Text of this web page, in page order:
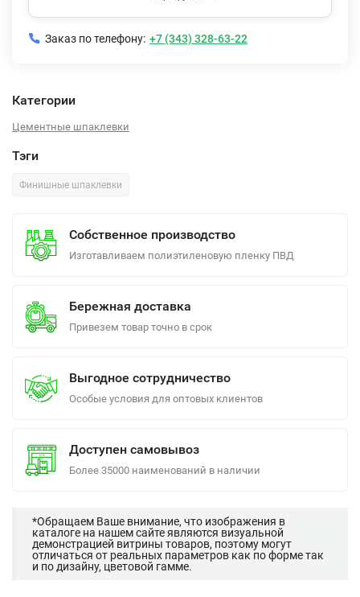
Заказ по телефону: +7 (343) 328-63-22
Категории
Цементные шпаклевки
Тэги
Финишные шпаклевки
Собственное производство
Изготавливаем полиэтиленовую пленку ПВД
Бережная доставка
Привезем товар точно в срок
Выгодное сотрудничество
Особые условия для оптовых клиентов
Доступен самовывоз
Более 35000 наименований в наличии
*Обращаем Ваше внимание, что изображения в
каталоге на нашем сайте являются визуальной
демонстрацией витрины товаров, поэтому могут
отличаться от реальных параметров как по форме так
и по дизайну, цветовой гамме.